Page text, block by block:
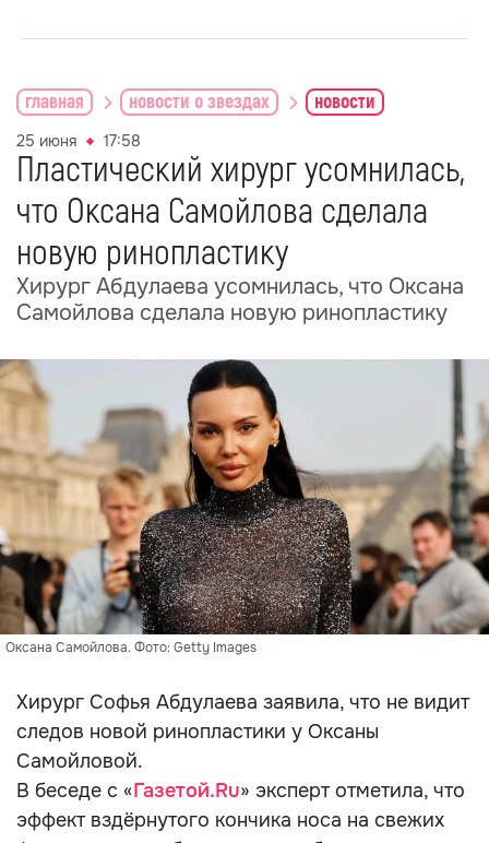
главная новости о звездах новости
25 июня 17:58
Пластический хирург усомнилась,
что Оксана Самойлова сделала
новую ринопластику
Хирург Абдулаева усомнилась, что Оксана
Самойлова сделала новую ринопластику
Оксана Самойлова. Фото: Getty Images
Хирург Софья Абдулаева заявила, что не видит
следов новой ринопластики у Оксаны
Самойловой.
В беседе с «Газетой.Ru» эксперт отметила, что
эффект вздёрнутого кончика носа на свежих